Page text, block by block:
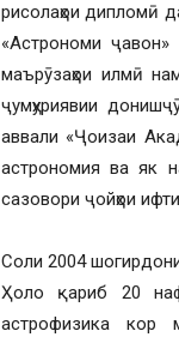
рисолаҳои дипломӣ
«Астрономи
маърӯзаҳои илмӣ
ҷумҳуриявии
аввали «Ҷоизаи
астрономия ва як
сазовори ҷойҳои
Соли 2004
Ҳоло қариб 20
астрофизика кор